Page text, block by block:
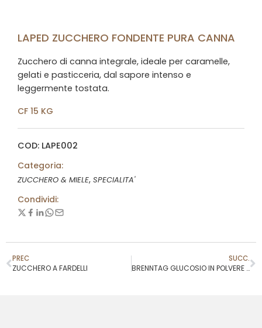
LAPED ZUCCHERO FONDENTE PURA CANNA
Zucchero di canna integrale, ideale per caramelle,
gelati e pasticceria, dal sapore intenso e
leggermente tostata.
CF 15 KG
COD: LAPE002
Categoria:
ZUCCHERO & MIELE, SPECIALITA'
Condividi:
PREC
ZUCCHERO A FARDELLI
SUCC.
BRENNTAG GLUCOSIO IN POLVERE 30 DE